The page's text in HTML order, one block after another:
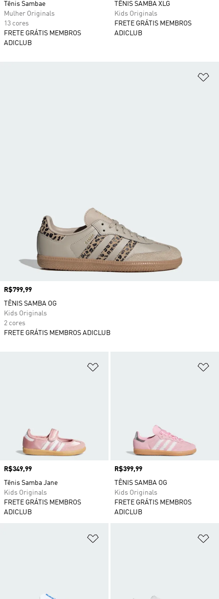
Tênis Sambae
Mulher Originals
13 cores
FRETE GRÁTIS MEMBROS
ADICLUB
TÊNIS SAMBA XLG
Kids Originals
FRETE GRÁTIS MEMBROS
ADICLUB
Preço
R$349,99
Tênis Samba Jane
Kids Originals
FRETE GRÁTIS MEMBROS
ADICLUB
Preço
R$399,99
TÊNIS SAMBA OG
Kids Originals
FRETE GRÁTIS MEMBROS
ADICLUB
Preço
R$799,99
TÊNIS SAMBA OG
Kids Originals
2 cores
FRETE GRÁTIS MEMBROS ADICLUB